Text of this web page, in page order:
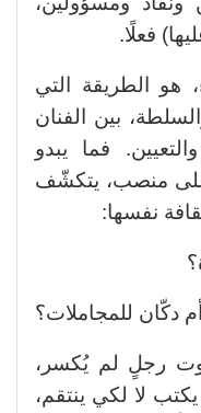
فعلًا.
هو الطريقة التي
بين الفنان
فما يبدو
منصب، يتكشّف
نفسها:
دكّان للمجاملات؟
رجلٍ لم يُكسر،
لا لكي ينتقم،